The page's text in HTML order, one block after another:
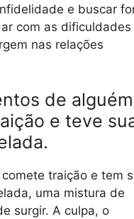
e buscar
com as dificuldades
nas relações
de
e teve
traição e tem
uma mistura de
surgir. A culpa, o